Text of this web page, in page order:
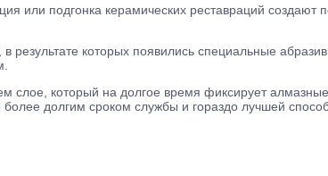
или подгонка керамических реставраций
результате которых появились специальные
который на долгое время фиксирует
долгим сроком службы и гораздо лучшей